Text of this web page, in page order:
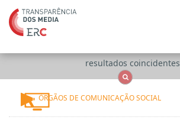
resultados coincidentes
ÓRGÃOS DE COMUNICAÇÃO SOCIAL